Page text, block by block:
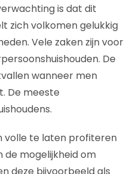
is dat dit
zich volkomen gelukkig
Vele zaken zijn voor
De
wanneer men
De meeste
volle te laten profiteren
mogelijkheid om
deze bijvoorbeeld als